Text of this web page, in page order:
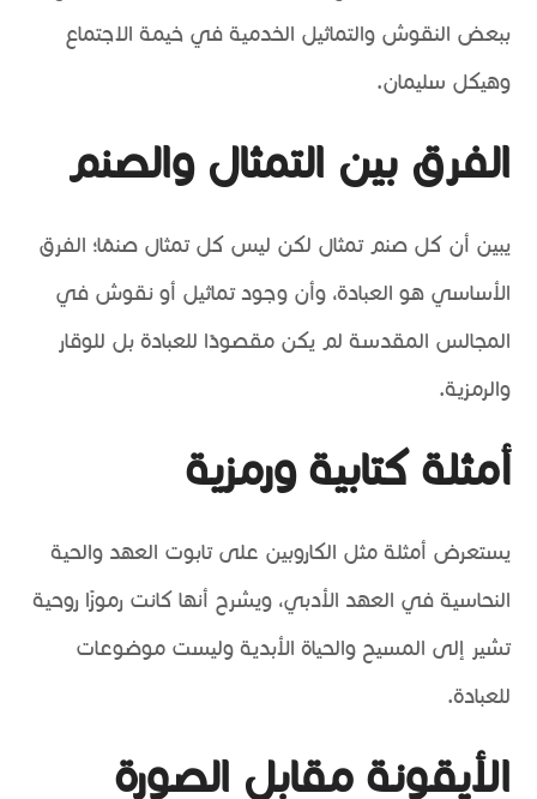
ببعض النقوش والتماثيل الخدمية في خيمة الاجتماع
وهيكل سليمان.
الفرق بين التمثال والصنم
يبين أن كل صنم تمثال لكن ليس كل تمثال صنمًا؛ الفرق
الأساسي هو العبادة، وأن وجود تماثيل أو نقوش في
المجالس المقدسة لم يكن مقصودًا للعبادة بل للوقار
والرمزية.
أمثلة كتابية ورمزية
يستعرض أمثلة مثل الكاروبين على تابوت العهد والحية
النحاسية في العهد الأدبي، ويشرح أنها كانت رموزًا روحية
تشير إلى المسيح والحياة الأبدية وليست موضوعات
للعبادة.
الأيقونة مقابل الصورة